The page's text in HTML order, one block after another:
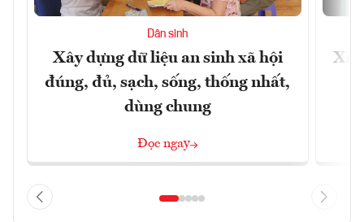
Dân sinh
Xây dựng dữ liệu an sinh xã hội
đúng, đủ, sạch, sống, thống nhất,
dùng chung
Đọc ngay